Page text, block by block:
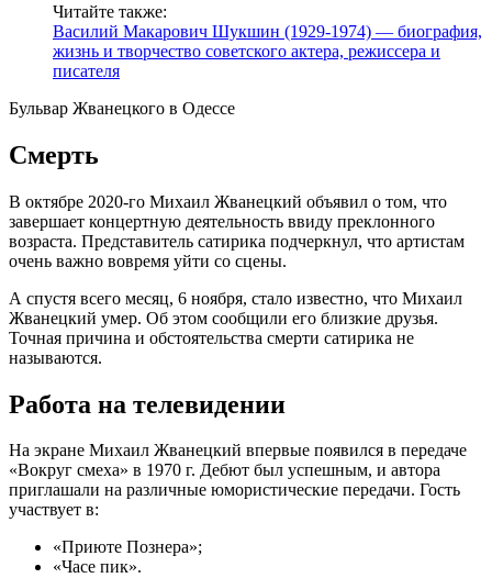
Читайте также:
Василий Макарович Шукшин (1929-1974) — биография,
жизнь и творчество советского актера, режиссера и
писателя
Бульвар Жванецкого в Одессе
Смерть
В октябре 2020-го Михаил Жванецкий объявил о том, что
завершает концертную деятельность ввиду преклонного
возраста. Представитель сатирика подчеркнул, что артистам
очень важно вовремя уйти со сцены.
А спустя всего месяц, 6 ноября, стало известно, что Михаил
Жванецкий умер. Об этом сообщили его близкие друзья.
Точная причина и обстоятельства смерти сатирика не
называются.
Работа на телевидении
На экране Михаил Жванецкий впервые появился в передаче
«Вокруг смеха» в 1970 г. Дебют был успешным, и автора
приглашали на различные юмористические передачи. Гость
участвует в:
«Приюте Познера»;
«Часе пик».